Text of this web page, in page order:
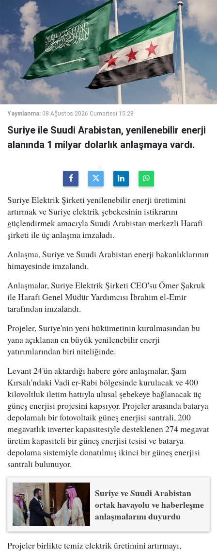
Yayınlanma: 08 Ağustos 2026 Cumartesi 15:28
Suriye ile Suudi Arabistan, yenilenebilir enerji
alanında 1 milyar dolarlık anlaşmaya vardı.
Suriye Elektrik Şirketi yenilenebilir enerji üretimini
artırmak ve Suriye elektrik şebekesinin istikrarını
güçlendirmek amacıyla Suudi Arabistan merkezli Harafi
şirketi ile üç anlaşma imzaladı.
Anlaşma, Suriye ve Suudi Arabistan enerji bakanlıklarının
himayesinde imzalandı.
Anlaşmalar, Suriye Elektrik Şirketi CEO'su Ömer Şakruk
ile Harafi Genel Müdür Yardımcısı İbrahim el-Emir
tarafından imzalandı.
Projeler, Suriye'nin yeni hükümetinin kurulmasından bu
yana açıklanan en büyük yenilenebilir enerji
yatırımlarından biri niteliğinde.
Levant 24'ün aktardığı habere göre anlaşmalar, Şam
Kırsalı'ndaki Vadi er-Rabi bölgesinde kurulacak ve 400
kilovoltluk iletim hattıyla ulusal şebekeye bağlanacak üç
güneş enerjisi projesini kapsıyor. Projeler arasında batarya
depolamalı bir fotovoltaik güneş enerjisi santrali, 200
megavatlık inverter kapasitesiyle desteklenen 274 megavat
üretim kapasiteli bir güneş enerjisi tesisi ve batarya
depolama sistemiyle donatılmış ikinci bir güneş enerjisi
santrali bulunuyor.
Suriye ve Suudi Arabistan
ortak havayolu ve haberleşme
anlaşmalarını duyurdu
Projeler birlikte temiz elektrik üretimini artırmayı,